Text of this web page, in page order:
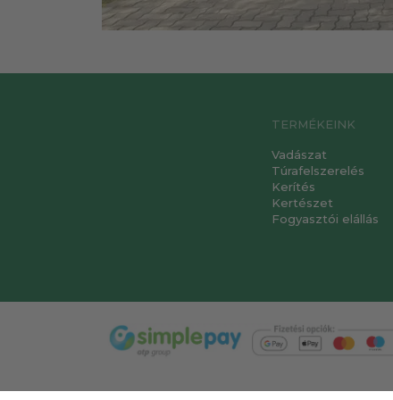
TERMÉKEINK
Vadászat
Túrafelszerelés
Kerítés
Kertészet
Fogyasztói elállás